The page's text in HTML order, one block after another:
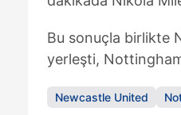
Bu sonuçla birlikte
yerleşti,
Newcastle United